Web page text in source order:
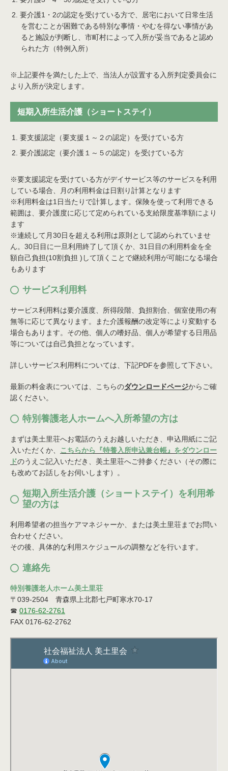
要介護1・2の認定を受けている方で、居宅において日常生活
を営むことが困難である特別な事情・やむを得ない事情があ
ると施設が判断し、市町村によって入所が妥当であると認め
られた方（特例入所）
※上記要件を満たした上で、当法人が設置する入所判定委員会に
より入所が決定します。
短期入所生活介護（ショートステイ）
要支援認定（要支援１～２の認定）を受けている方
要介護認定（要介護１～５の認定）を受けている方
※要支援認定を受けている方がデイサービス等のサービスを利用
している場合、月の利用料金は日割り計算となります
※利用料金は1日当たりで計算します。保険を使って利用できる
範囲は、要介護度に応じて定められている支給限度基準額により
ます
※連続して月30日を超える利用は原則として認められていませ
ん。30日目に一旦利用終了して頂くか、31日目の利用料金を全
額自己負担(10割負担 )して頂くことで継続利用が可能になる場合
もあります
サービス利用料
サービス利用料は要介護度、所得段階、負担割合、個室使用の有
無等に応じて異なります。また介護報酬の改定等により変動する
場合もあります。その他、個人の嗜好品、個人が希望する日用品
等については自己負担となっています。
詳しいサービス利用料については、下記PDFを参照して下さい。
最新の料金表については、こちらのダウンロードページからご確
認ください。
特別養護老人ホームへ入所希望の方は
まずは美土里荘へお電話のうえお越しいただき、申込用紙にご記
入いただくか、 こちらから『特養入所申込兼台帳』をダウンロー
ドのうえご記入いただき、美土里荘へご持参ください（その際に
も改めてお話しをお伺いします）。
短期入所生活介護（ショートステイ）を利用希
望の方は
利用希望者の担当ケアマネジャーか、または美土里荘までお問い
合わせください。
その後、具体的な利用スケジュールの調整などを行います。
連絡先
特別養護老人ホーム美土里荘
〒039-2504 青森県上北郡七戸町寒水70-17
☎ 0176-62-2761
FAX 0176-62-2762